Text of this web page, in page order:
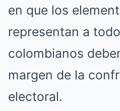
en que los
representan a
colombianos
margen de la
electoral.